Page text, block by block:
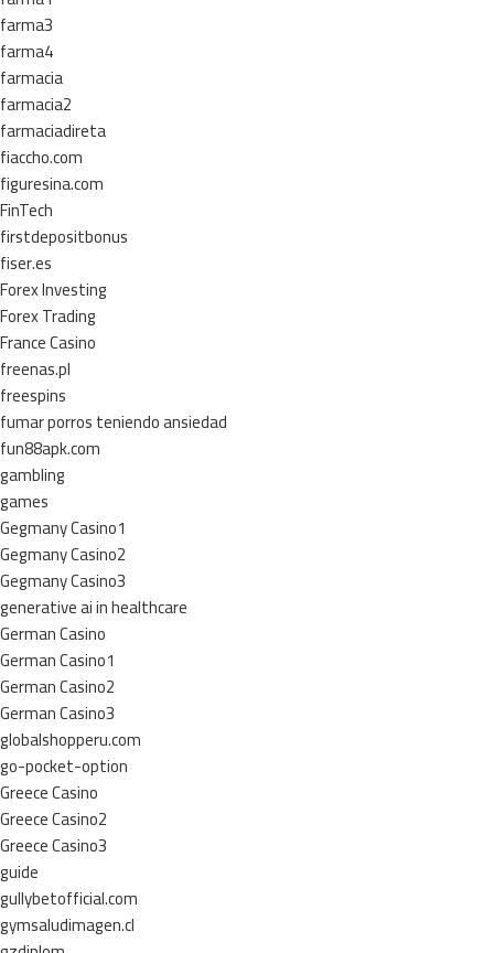
farma3
farma4
farmacia
farmacia2
farmaciadireta
fiaccho.com
figuresina.com
FinTech
firstdepositbonus
fiser.es
Forex Investing
Forex Trading
France Casino
freenas.pl
freespins
fumar porros teniendo ansiedad
fun88apk.com
gambling
games
Gegmany Casino1
Gegmany Casino2
Gegmany Casino3
generative ai in healthcare
German Casino
German Casino1
German Casino2
German Casino3
globalshopperu.com
go-pocket-option
Greece Casino
Greece Casino2
Greece Casino3
guide
gullybetofficial.com
gymsaludimagen.cl